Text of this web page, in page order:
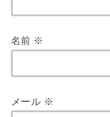
名前 ※
メール ※